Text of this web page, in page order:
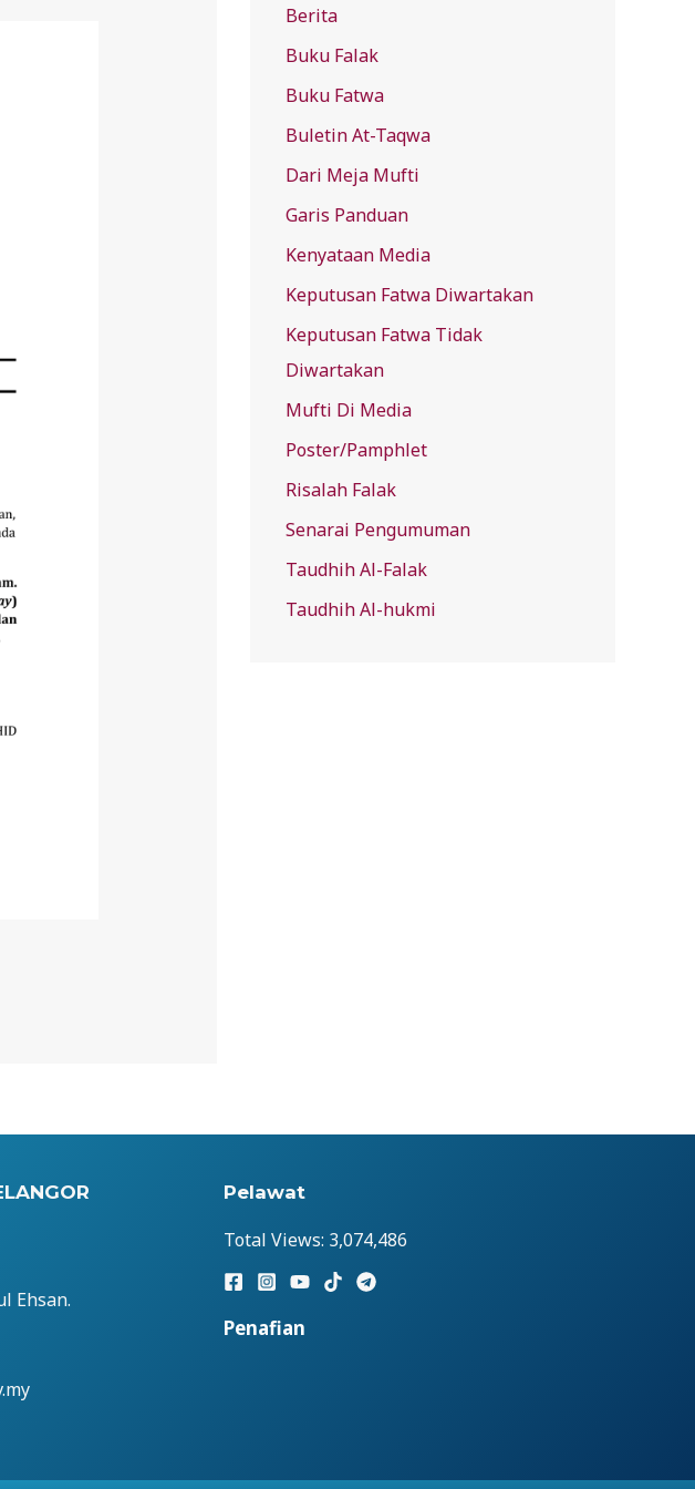
f
o
r
:
Berita
Buku Falak
Buku Fatwa
Buletin At-Taqwa
Dari Meja Mufti
Garis Panduan
Kenyataan Media
Keputusan Fatwa Diwartakan
Keputusan Fatwa Tidak
Diwartakan
Mufti Di Media
Poster/Pamphlet
Risalah Falak
Senarai Pengumuman
Taudhih Al-Falak
Taudhih Al-hukmi
Ehsan.
Pelawat
Total Views: 3,074,486
Penafian